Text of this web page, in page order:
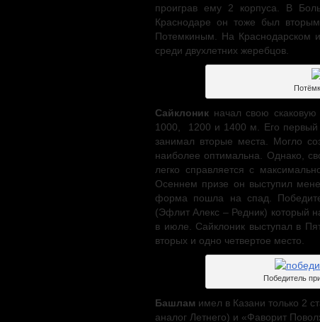
проиграв ему 2 корпуса. В
Краснодаре он тоже был
Потемкиным. На Краснодарском
среди двухлетних жеребцов.
Сайклоник начал свою
1000, 1200 и 1400 м. Его
занимал вторые места. Могло
наиболее оптимальна. Однако,
легко справляется с
Осеннем призе он выступил
форма пошла на спад.
(Эфлит Алекс – Редник) который
в июле. Сайклоник выступал в
вторых и одно четвертое место.
Победитель
Башлам имел в Казани только 2
аналог Летнего) и «Фаворит